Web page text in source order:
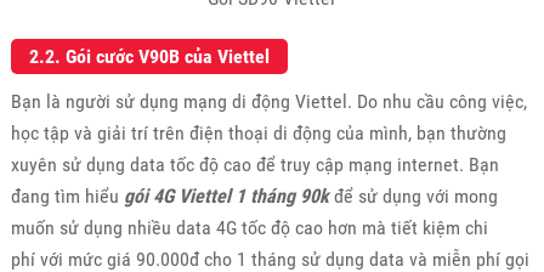
2.2. Gói cước V90B của Viettel
Bạn là người sử dụng mạng di động Viettel. Do nhu cầu công việc,
học tập và giải trí trên điện thoại di động của mình, bạn thường
xuyên sử dụng data tốc độ cao để truy cập mạng internet. Bạn
đang tìm hiểu gói 4G Viettel 1 tháng 90kđể sử dụng với mong
muốn sử dụng nhiều data 4G tốc độ cao hơn mà tiết kiệm chi
phí với mức giá 90.000đ cho 1 tháng sử dụng data và miễn phí gọi